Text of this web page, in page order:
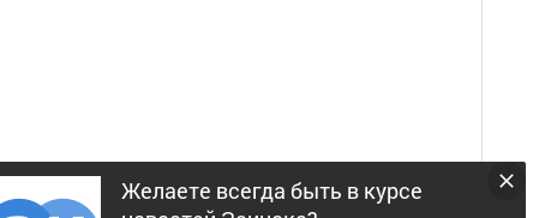
Желаете всегда быть в курсе